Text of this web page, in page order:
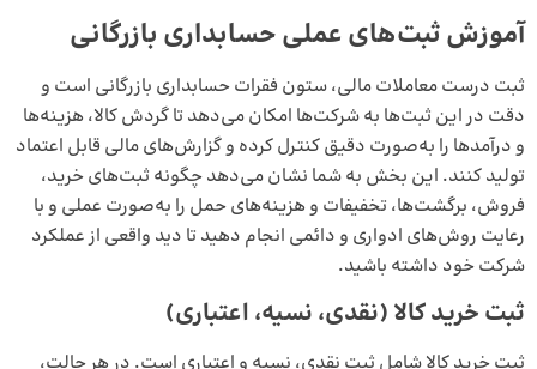
آموزش ثبت‌های عملی حسابداری بازرگانی
ثبت درست معاملات مالی، ستون فقرات حسابداری بازرگانی است و
دقت در این ثبت‌ها به شرکت‌ها امکان می‌دهد تا گردش کالا، هزینه‌ها
و درآمدها را به‌صورت دقیق کنترل کرده و گزارش‌های مالی قابل اعتماد
تولید کنند. این بخش به شما نشان می‌دهد چگونه ثبت‌های خرید،
فروش، برگشت‌ها، تخفیفات و هزینه‌های حمل را به‌صورت عملی و با
رعایت روش‌های ادواری و دائمی انجام دهید تا دید واقعی از عملکرد
شرکت خود داشته باشید.
ثبت خرید کالا (نقدی، نسیه، اعتباری)
ثبت خرید کالا شامل ثبت نقدی، نسیه و اعتباری است. در هر حالت،